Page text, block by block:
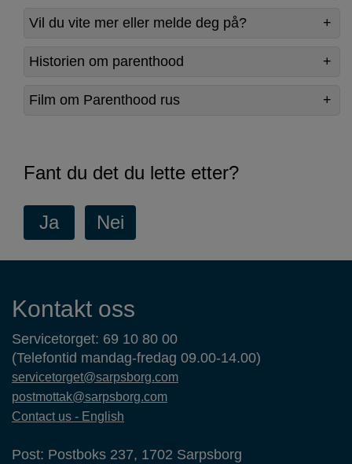
Vil du vite mer eller melde deg på?
Historien om parenthood
Film om Parenthood rus
Fant du det du lette etter?
Kontaktinformasjon
Kontakt oss
Servicetorget: 69 10 80 00
(Telefontid mandag-fredag 09.00-14.00)
servicetorget@sarpsborg.com
postmottak@sarpsborg.com
Contact us - English
Post: Postboks 237, 1702 Sarpsborg